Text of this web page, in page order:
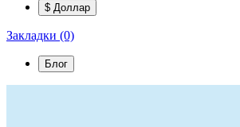
$ Доллар
Закладки (0)
Блог